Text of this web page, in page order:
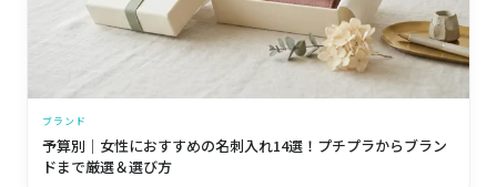
ブランド
予算別｜女性におすすめの名刺入れ14選！プチプラからブラン
ドまで厳選＆選び方